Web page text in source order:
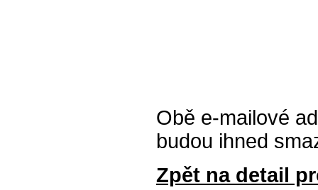
Obě e-mailové
budou ihned
Zpět na detail